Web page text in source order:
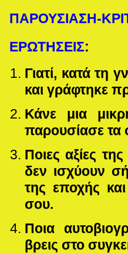
ΠΑΡΟΥΣΙΑΣΗ-
ΕΡΩΤΗΣΕΙΣ:
Γιατί, κατά τη
και γράφτηκε
Κάνε μια
παρουσίασε
Ποιες αξίες
δεν ισχύουν
της εποχής
σου.
Ποια
βρεις στο